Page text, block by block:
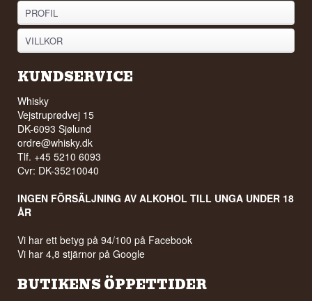
PROFIL
VILLKOR
KUNDSERVICE
Whisky
Vejstruprødvej 15
DK-6093 Sjølund
ordre@whisky.dk
Tlf. +45 5210 6093
Cvr: DK-35210040
INGEN FÖRSÄLJNING AV ALKOHOL TILL UNGA UNDER 18
ÅR
Vi har ett betyg på 94/100 på Facebook
Vi har 4,8 stjärnor på Google
BUTIKENS ÖPPETTIDER